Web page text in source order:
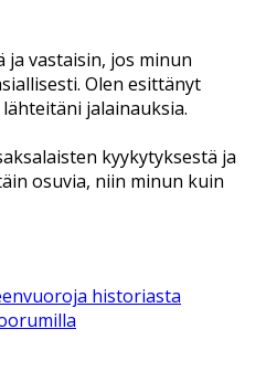
ja vastaisin, jos minun
Olen esittänyt
jalainauksia.
kyykytyksestä ja
osuvia, niin minun kuin
historiasta